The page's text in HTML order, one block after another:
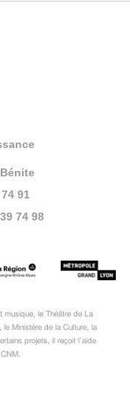
91
74 98
musique, le Théâtre de La
le Ministère de la Culture, la
projets, il reçoit l’aide